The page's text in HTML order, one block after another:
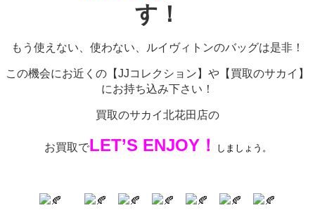
す！
もう使えない、使わない、ルイヴィトンのバッグは是非！
この機会にお近くの【JJコレクション】や【買取のサカイ】
にお持ち込み下さい！
買取のサカイ北花田店の
お買取でLET’S ENJOY！ しましょう。